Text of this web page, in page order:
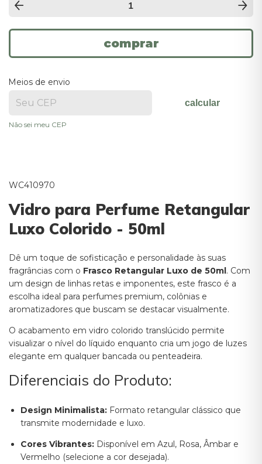
Meios de envio
calcular
Não sei meu CEP
WC410970
Vidro para Perfume Retangular
Luxo Colorido - 50ml
Dê um toque de sofisticação e personalidade às suas
fragrâncias com o Frasco Retangular Luxo de 50ml. Com
um design de linhas retas e imponentes, este frasco é a
escolha ideal para perfumes premium, colônias e
aromatizadores que buscam se destacar visualmente.
O acabamento em vidro colorido translúcido permite
visualizar o nível do líquido enquanto cria um jogo de luzes
elegante em qualquer bancada ou penteadeira.
Diferenciais do Produto:
Design Minimalista: Formato retangular clássico que
transmite modernidade e luxo.
Cores Vibrantes: Disponível em Azul, Rosa, Âmbar e
Vermelho (selecione a cor desejada).